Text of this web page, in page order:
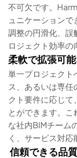
不可欠です。
ュニケーションで
調整の円滑化、誤
ロジェクト効率の
柔軟で拡張可
単一プロジェクト
ス、あるいは専任
クト要件に応じて
とができます。
な社内BIMチーム
く、サービス対応
信頼できる品